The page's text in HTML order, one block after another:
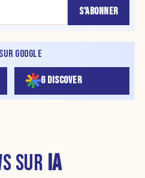
S'ABONNER
GOOGLE
G DISCOVER
SUR IA